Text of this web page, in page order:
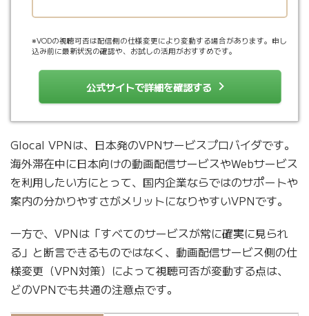
※VODの視聴可否は配信側の仕様変更により変動する場合があります。申し
込み前に最新状況の確認や、お試しの活用がおすすめです。
公式サイトで詳細を確認する
Glocal VPNは、日本発のVPNサービスプロバイダです。
海外滞在中に日本向けの動画配信サービスやWebサービス
を利用したい方にとって、国内企業ならではのサポートや
案内の分かりやすさがメリットになりやすいVPNです。
一方で、VPNは「すべてのサービスが常に確実に見られ
る」と断言できるものではなく、動画配信サービス側の仕
様変更（VPN対策）によって視聴可否が変動する点は、
どのVPNでも共通の注意点です。